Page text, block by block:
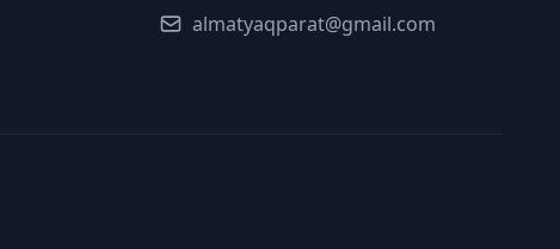
almatyaqparat@gmail.com